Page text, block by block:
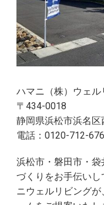
ハマニ（株）ウェ
〒434-0018
静岡県浜松市浜名
電話：0120-712-
浜松市・磐田市・
づくりをお手伝い
ニウェルリビング